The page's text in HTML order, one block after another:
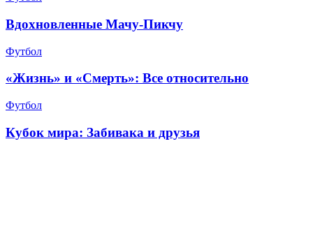
Вдохновленные Мачу-Пикчу
Футбол
«Жизнь» и «Смерть»: Все относительно
Футбол
Кубок мира: Забивака и друзья